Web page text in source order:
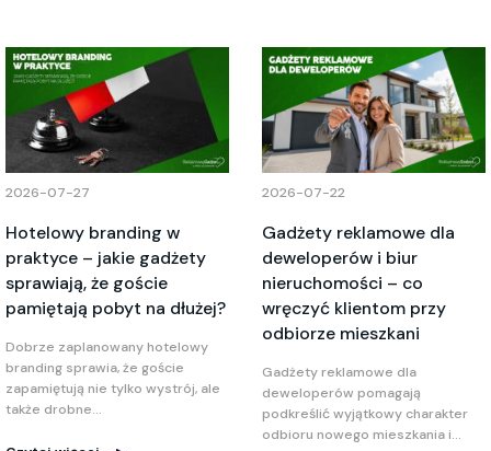
2026-07-27
Hotelowy branding w
praktyce – jakie gadżety
sprawiają, że goście
pamiętają pobyt na dłużej?
Dobrze zaplanowany hotelowy
branding sprawia, że goście
zapamiętują nie tylko wystrój, ale
także drobne...
2026-07-22
Gadżety reklamowe dla
deweloperów i biur
nieruchomości – co
wręczyć klientom przy
odbiorze mieszkani
Gadżety reklamowe dla
deweloperów pomagają
podkreślić wyjątkowy charakter
odbioru nowego mieszkania i...